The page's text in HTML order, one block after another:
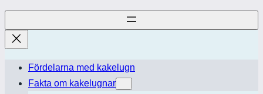
Fördelarna med kakelugn
Fakta om kakelugnar